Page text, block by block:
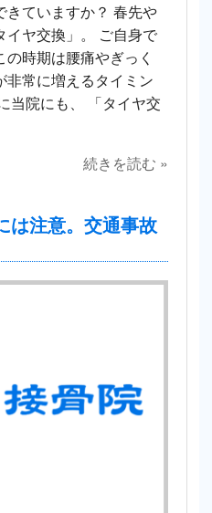
きていますか？ 春先や
イヤ交換」。 ご自身で
時期は腰痛やぎっく
非常に増えるタイミン
当院にも、 「タイヤ交
続きを読む »
は注意。交通事故